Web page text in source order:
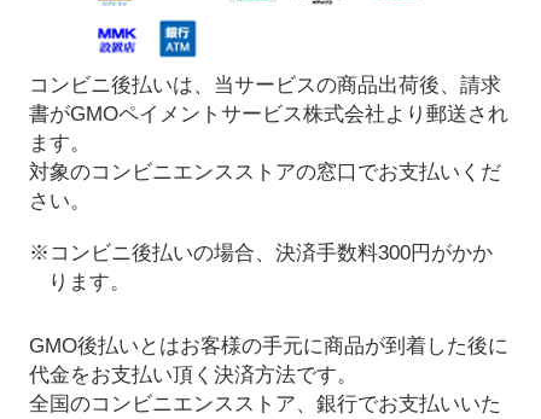
コンビニ後払いは、当サービスの商品出荷後、請求
書がGMOペイメントサービス株式会社より郵送され
ます。
対象のコンビニエンスストアの窓口でお支払いくだ
さい。
※コンビニ後払いの場合、決済手数料300円がかか
ります。
GMO後払いとはお客様の手元に商品が到着した後に
代金をお支払い頂く決済方法です。
全国のコンビニエンスストア、銀行でお支払いいた